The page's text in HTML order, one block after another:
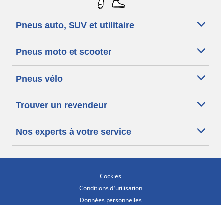
Pneus auto, SUV et utilitaire
Pneus moto et scooter
Pneus vélo
Trouver un revendeur
Nos experts à votre service
Cookies
Conditions d'utilisation
Données personnelles